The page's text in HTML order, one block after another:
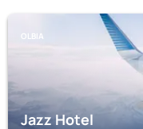
OLBIA
Jazz Hotel